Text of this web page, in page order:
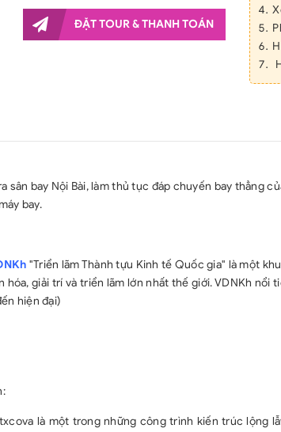
ĐẶT TOUR & THANH TOÁN
GIÁ
-
sân bay Nội Bài, làm thủ tục đáp chuyến bay thẳng
bay.
"Triển lãm Thành tựu Kinh tế Quốc gia" là một
giải trí và triển lãm lớn nhất thế giới. VDNKh nổi
hiện đại)
là một trong những công trình kiến trúc lộng